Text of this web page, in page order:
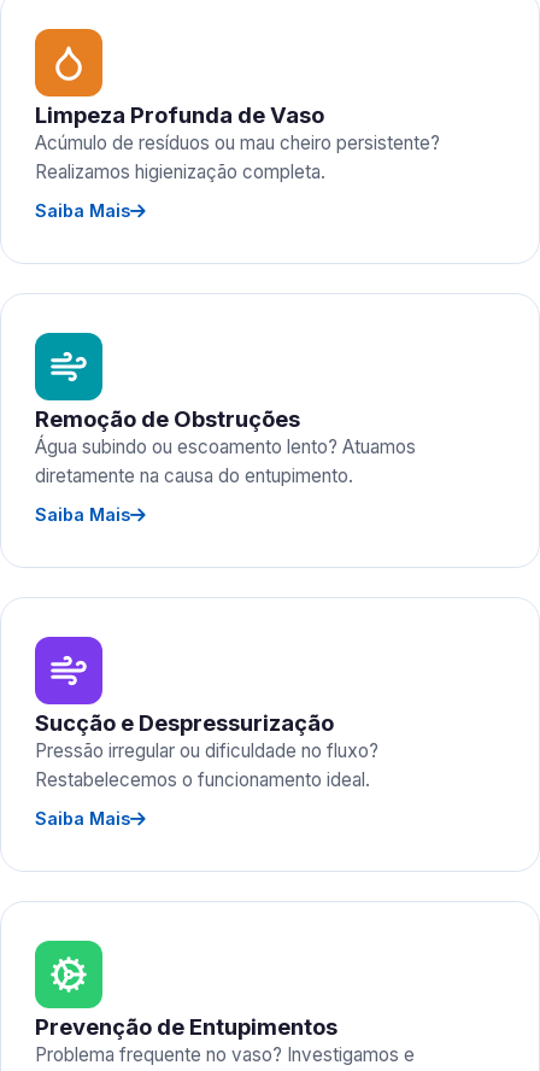
Limpeza Profunda de Vaso
Acúmulo de resíduos ou mau cheiro persistente?
Realizamos higienização completa.
Saiba Mais
Remoção de Obstruções
Água subindo ou escoamento lento? Atuamos
diretamente na causa do entupimento.
Saiba Mais
Sucção e Despressurização
Pressão irregular ou dificuldade no fluxo?
Restabelecemos o funcionamento ideal.
Saiba Mais
Prevenção de Entupimentos
Problema frequente no vaso? Investigamos e